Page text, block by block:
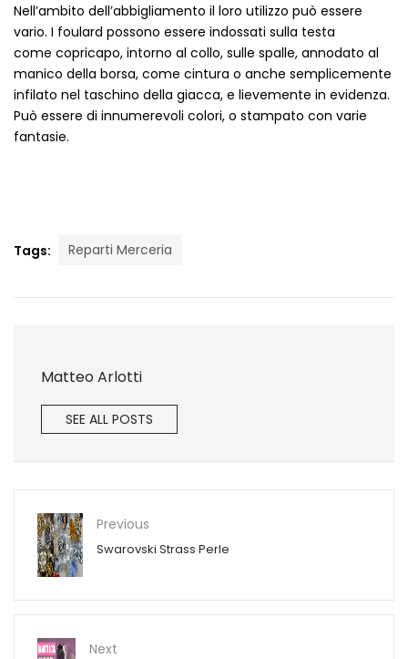
Nell’ambito dell’abbigliamento il loro utilizzo può essere
vario. I foulard possono essere indossati sulla testa
come copricapo, intorno al collo, sulle spalle, annodato al
manico della borsa, come cintura o anche semplicemente
infilato nel taschino della giacca, e lievemente in evidenza.
Può essere di innumerevoli colori, o stampato con varie
fantasie.
Tags: Reparti Merceria
Matteo Arlotti
SEE ALL POSTS
Previous
Swarovski Strass Perle
Next